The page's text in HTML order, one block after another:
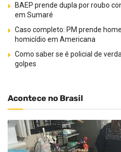
BAEP prende dupla por roubo
em Sumaré
Caso completo: PM prende
homicídio em Americana
Como saber se é policial de
golpes
Acontece no Brasil